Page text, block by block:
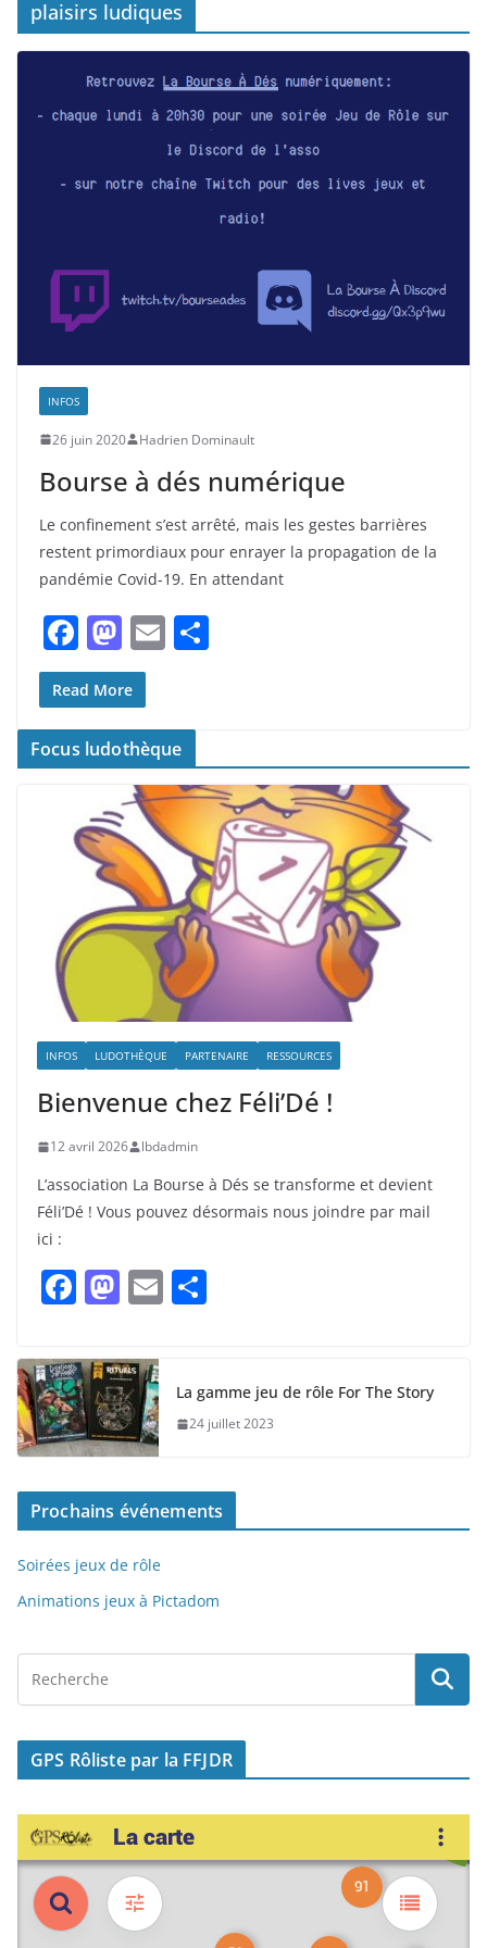
plaisirs ludiques
INFOS
26 juin 2020 Hadrien Dominault
Bourse à dés numérique
Le confinement s’est arrêté, mais les gestes barrières
restent primordiaux pour enrayer la propagation de la
pandémie Covid-19. En attendant
F
a
c
e
b
o
o
k
M
a
st
o
d
o
n
E
l
er
Read More
Focus ludothèque
INFOS LUDOTHÈQUE PARTENAIRE RESSOURCES
Bienvenue chez Féli’Dé !
12 avril 2026 lbdadmin
L’association La Bourse à Dés se transforme et devient
Féli’Dé ! Vous pouvez désormais nous joindre par mail
ici :
F
c
e
b
o
o
k
M
st
o
d
o
n
E
g
er
La gamme jeu de rôle For The Story
24 juillet 2023
Prochains événements
Soirées jeux de rôle
Animations jeux à Pictadom
GPS Rôliste par la FFJDR